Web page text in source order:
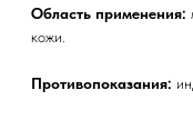
Область применения:
кожи.
Противопоказания: